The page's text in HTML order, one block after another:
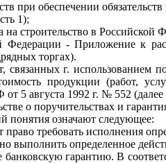
при обеспечении
1);
на строительство в
Федерации - Приложение к
торгах).
г. использованием
продукции (работ,
5 августа 1992 г. № 552
о поручительствах и
понятия означают следующее:
требовать исполнения
выполнить определенное
гарантию. В